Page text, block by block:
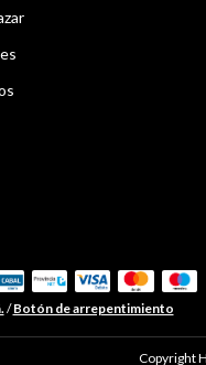
/ Botón de arrepentimiento
Copyright